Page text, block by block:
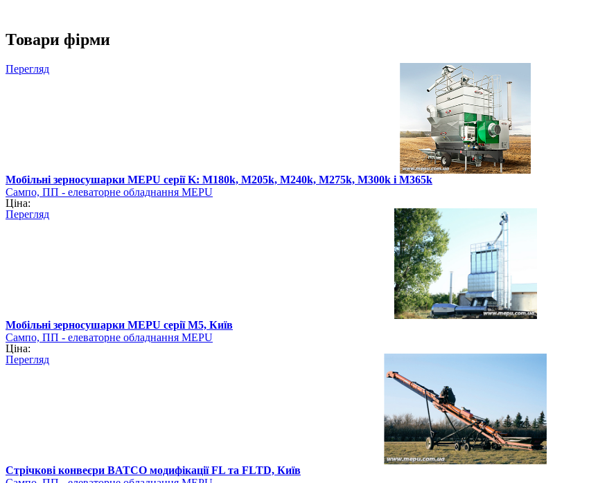
Товари фірми
Перегляд
Мобільні зерносушарки MEPU серії K: M180k, M205k, M240k, M275k, M300k і M365k
Сампо, ПП - елеваторне обладнання MEPU
Ціна:
Перегляд
Мобільні зерносушарки MEPU серії M5, Київ
Сампо, ПП - елеваторне обладнання MEPU
Ціна:
Перегляд
Стрічкові конвеєри BATCO модифікації FL та FLTD, Київ